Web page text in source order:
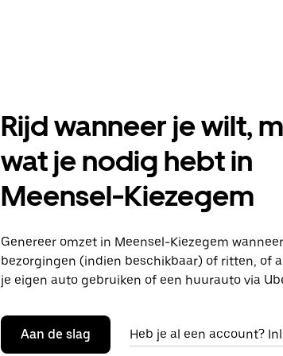
Rijd wanneer je wilt,
wat je nodig hebt in
Meensel-Kiezegem
Genereer omzet in Meensel-Kiezegem
bezorgingen (indien beschikbaar) of ritten, of
je eigen auto gebruiken of een huurauto via
Aan de slag Heb je al een account?